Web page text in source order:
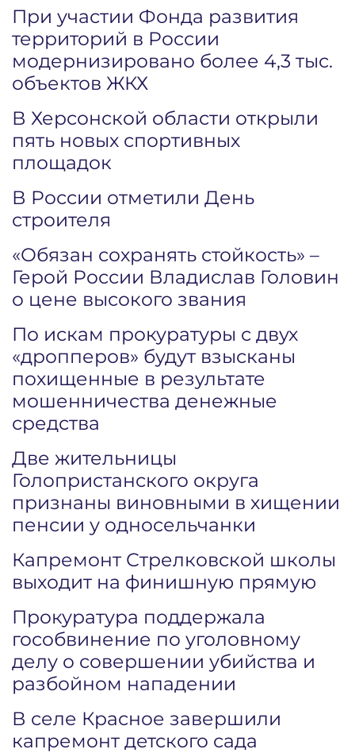
При участии Фонда развития
территорий в России
модернизировано более 4,3 тыс.
объектов ЖКХ
В Херсонской области открыли
пять новых спортивных
площадок
В России отметили День
строителя
«Обязан сохранять стойкость» –
Герой России Владислав Головин
о цене высокого звания
По искам прокуратуры с двух
«дропперов» будут взысканы
похищенные в результате
мошенничества денежные
средства
Две жительницы
Голопристанского округа
признаны виновными в хищении
пенсии у односельчанки
Капремонт Стрелковской школы
выходит на финишную прямую
Прокуратура поддержала
гособвинение по уголовному
делу о совершении убийства и
разбойном нападении
В селе Красное завершили
капремонт детского сада